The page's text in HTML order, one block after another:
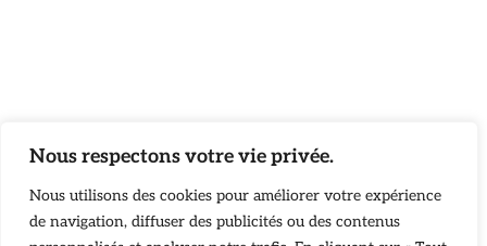
Nous respectons votre vie privée.
Nous utilisons des cookies pour améliorer votre expérience
de navigation, diffuser des publicités ou des contenus